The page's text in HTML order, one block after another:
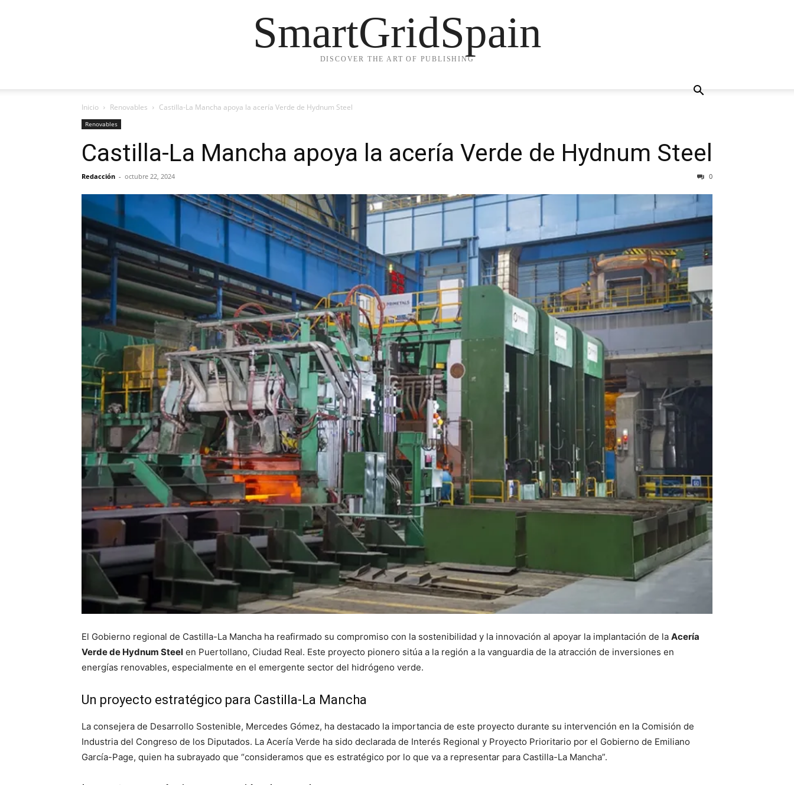
SmartGridSpain
DISCOVER THE ART OF PUBLISHING
Inicio Renovables Castilla-La Mancha apoya la acería Verde de Hydnum Steel
Renovables
Castilla-La Mancha apoya la acería Verde de Hydnum Steel
Redacción - octubre 22, 2024 0
El Gobierno regional de Castilla-La Mancha ha reafirmado su compromiso con la sostenibilidad y la innovación al apoyar la implantación de la Acería
Verde de Hydnum Steel en Puertollano, Ciudad Real. Este proyecto pionero sitúa a la región a la vanguardia de la atracción de inversiones en
energías renovables, especialmente en el emergente sector del hidrógeno verde.
Un proyecto estratégico para Castilla-La Mancha
La consejera de Desarrollo Sostenible, Mercedes Gómez, ha destacado la importancia de este proyecto durante su intervención en la Comisión de
Industria del Congreso de los Diputados. La Acería Verde ha sido declarada de Interés Regional y Proyecto Prioritario por el Gobierno de Emiliano
García-Page, quien ha subrayado que “consideramos que es estratégico por lo que va a representar para Castilla-La Mancha”.